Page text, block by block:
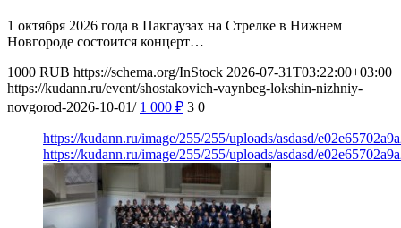
1 октября 2026 года в Пакгаузах на Стрелке в Нижнем
Новгороде состоится концерт…
1000 RUB https://schema.org/InStock 2026-07-31T03:22:00+03:00
https://kudann.ru/event/shostakovich-vaynbeg-lokshin-nizhniy-
novgorod-2026-10-01/ 1 000 ₽ 3 0
https://kudann.ru/image/255/255/uploads/asdasd/
https://kudann.ru/image/255/255/uploads/asdasd/